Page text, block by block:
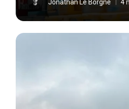
Jonathan Le Borgne 4